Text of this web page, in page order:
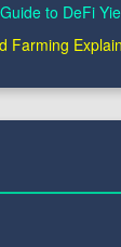
to DeFi
Farming